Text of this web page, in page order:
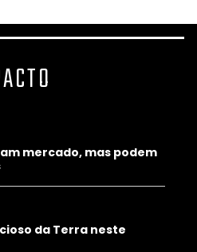
mercado, mas podem
da Terra neste